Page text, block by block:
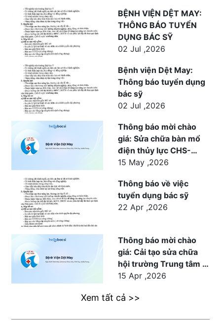
BỆNH VIỆN DỆT MAY:
THÔNG BÁO TUYỂN
DỤNG BÁC SỸ
02 Jul ,2026
Bệnh viện Dệt May:
Thông báo tuyển dụng
bác sỹ
02 Jul ,2026
Thông báo mời chào
giá: Sửa chữa bàn mổ
điện thủy lực CHS-
1500 cho khoa Ngoại
chữa bệnh tại Bệnh
viện Dệt May
15 May ,2026
Thông báo về việc
tuyển dụng bác sỹ
22 Apr ,2026
Thông báo mời chào
giá: Cải tạo sửa chữa
hội trường Trung tâm Y
tế Dệt May
15 Apr ,2026
Xem tất cả >>